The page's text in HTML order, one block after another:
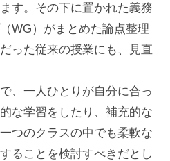
す。その下に置かれた義務
WG）がまとめた論点整理
った従来の授業にも、見直
、一人ひとりが自分に合っ
な学習をしたり、補充的な
つのクラスの中でも柔軟な
ることを検討すべきだとし